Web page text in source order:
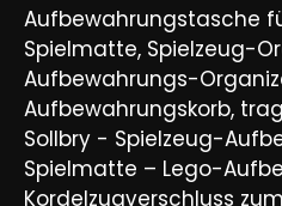
Aufbewahrungstasche
Spielmatte, Spielzeug-
Aufbewahrungs-
Aufbewahrungskorb,
Sollbry - Spielzeug-
Spielmatte – Lego-
Kordelzugverschluss